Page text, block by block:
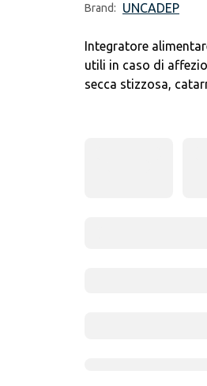
Brand: UNCADEP
Integratore
utili in caso di
secca stizzosa,